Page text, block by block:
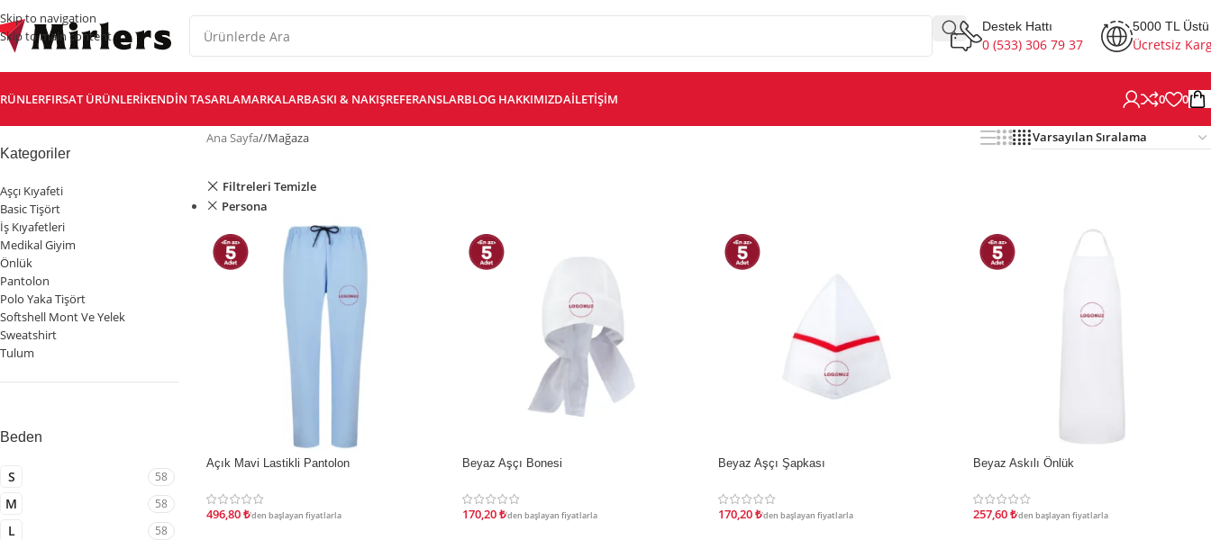
Skip to navigation
Skip to main content
Destek Hattı
0 (533) 306 79 37
5000 TL Üstü
Ücretsiz
FIRSAT ÜRÜNLERIKENDIN TASARLAMARKALARBASKI & NAKIŞREFERANSLARBLOG HAKKIMIZDAİLETIŞIM 0 0
Kategoriler
Aşçı Kıyafeti
Basic Tişört
İş Kıyafetleri
Medikal Giyim
Önlük
Pantolon
Polo Yaka Tişört
Softshell Mont Ve Yelek
Sweatshirt
Tulum
Beden
S 58
M 58
L 58
Ana Sayfa/ Mağaza
Filtreleri Temizle
Persona
İNDIRIM
Açık Mavi Lastikli Pantolon
496,80₺'den başlayan fiyatlarla
İNDIRIM
Beyaz Aşçı Bonesi
170,20₺'den başlayan fiyatlarla
İNDIRIM
Beyaz Aşçı Şapkası
170,20₺'den başlayan fiyatlarla
İNDIRIM
Beyaz Askılı Önlük
257,60₺'den başlayan fiyatlarla